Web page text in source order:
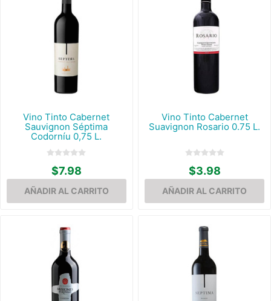
Vino Tinto Cabernet
Sauvignon Séptima
Codorníu 0,75 L.
$7.98
Vino Tinto Cabernet
Suavignon Rosario 0.75 L.
$3.98